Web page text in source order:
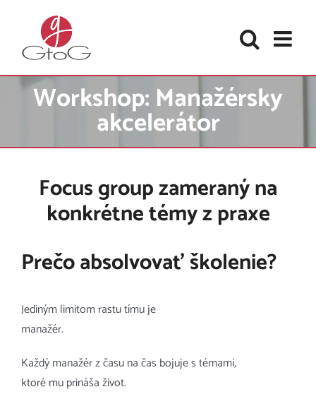
content
Workshop: Manažérsky
akcelerátor
Focus group zameraný na
konkrétne témy z praxe
Prečo absolvovať školenie?
Jediným limitom rastu tímu je
manažér.
Každý manažér z času na čas bojuje s témami,
ktoré mu prináša život.